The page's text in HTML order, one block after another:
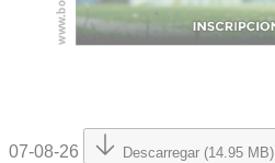
07-08-26 Descarregar (14.95 MB)